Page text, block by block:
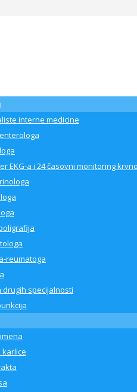
interne medicine
EKG-a i 24 časovni monitoring
reumatoga
drugih specijalnosti
karlice